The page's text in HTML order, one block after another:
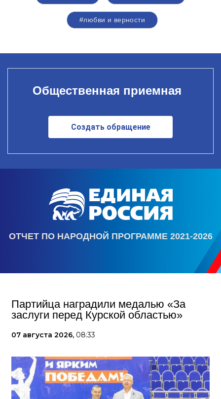
#любви и верности
Общественная приемная
Создать обращение
ОТЧЕТ ПО НАРОДНОЙ ПРОГРАММЕ 2021-2026
Партийца наградили медалью «За
заслуги перед Курской областью»
07 августа 2026, 08:33